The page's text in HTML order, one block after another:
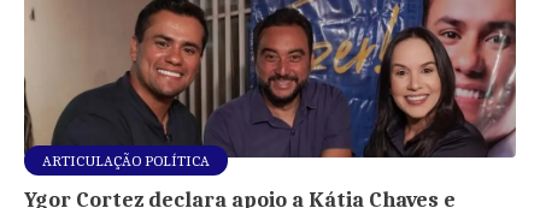
ARTICULAÇÃO POLÍTICA
Ygor Cortez declara apoio a Kátia Chaves e